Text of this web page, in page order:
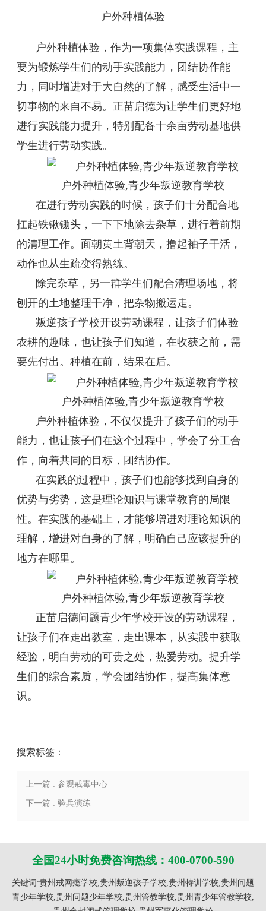
户外种植体验
户外种植体验，作为一项集体实践课程，主
要为锻炼学生们的动手实践能力，团结协作能
力，同时增进对于大自然的了解，感受生活中一
切事物的来自不易。正苗启德为让学生们更好地
进行实践能力提升，特别配备十余亩劳动基地供
学生进行劳动实践。
户外种植体验,青少年叛逆教育学校
在进行劳动实践的时候，孩子们十分配合地
扛起铁锹锄头，一下下地除去杂草，进行着前期
的清理工作。面朝黄土背朝天，撸起袖子干活，
动作也从生疏变得熟练。
除完杂草，另一群学生们配合清理场地，将
刨开的土地整理干净，把杂物搬运走。
叛逆孩子学校开设劳动课程，让孩子们体验
农耕的趣味，也让孩子们知道，在收获之前，需
要先付出。种植在前，结果在后。
户外种植体验,青少年叛逆教育学校
户外种植体验，不仅仅提升了孩子们的动手
能力，也让孩子们在这个过程中，学会了分工合
作，向着共同的目标，团结协作。
在实践的过程中，孩子们也能够找到自身的
优势与劣势，这是理论知识与课堂教育的局限
性。在实践的基础上，才能够增进对理论知识的
理解，增进对自身的了解，明确自己应该提升的
地方在哪里。
户外种植体验,青少年叛逆教育学校
正苗启德问题青少年学校开设的劳动课程，
让孩子们在走出教室，走出课本，从实践中获取
经验，明白劳动的可贵之处，热爱劳动。提升学
生们的综合素质，学会团结协作，提高集体意
识。
搜索标签：
上一篇 : 参观戒毒中心
下一篇 : 验兵演练
全国24小时免费咨询热线：400-0700-590
关键词:贵州戒网瘾学校,贵州叛逆孩子学校,贵州特训学校,贵州问题
青少年学校,贵州问题少年学校,贵州管教学校,贵州青少年管教学校,